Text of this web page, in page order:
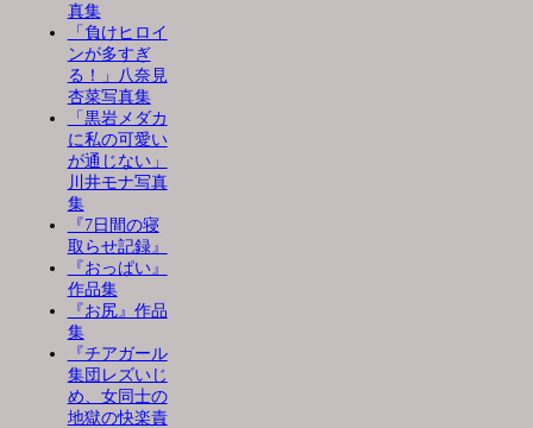
真集
「負けヒロイ
ンが多すぎ
る！」八奈見
杏菜写真集
「黒岩メダカ
に私の可愛い
が通じない」
川井モナ写真
集
『7日間の寝
取らせ記録』
『おっぱい』
作品集
『お尻』作品
集
『チアガール
集団レズいじ
め、女同士の
地獄の快楽責